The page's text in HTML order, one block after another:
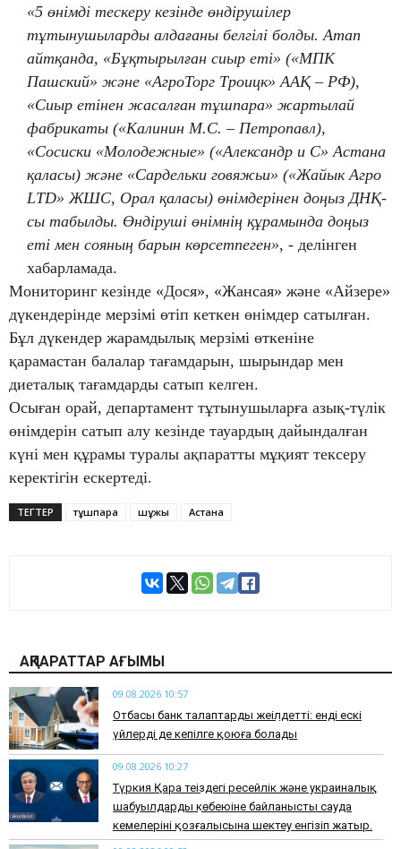
«5 өнімді тескеру кезінде өндірушілер
тұтынушыларды алдағаны белгілі болды. Атап
айтқанда, «Бұқтырылған сиыр еті» («МПК
Пашский» және «АгроТорг Троицк» ААҚ – РФ),
«Сиыр етінен жасалған тұшпара» жартылай
фабрикаты («Калинин М.С. – Петропавл),
«Сосиски «Молодежные» («Александр и С» Астана
қаласы) және «Сардельки говяжьи» («Жайык Агро
LTD» ЖШС, Орал қаласы) өнімдерінен доңыз ДНҚ-
сы табылды. Өндіруші өнімнің құрамында доңыз
еті мен сояның барын көрсетпеген», - делінген
хабарламада.
Мониторинг кезінде «Дося», «Жансая» және «Айзере»
дүкендерінде мерзімі өтіп кеткен өнімдер сатылған.
Бұл дүкендер жарамдылық мерзімі өткеніне
қарамастан балалар тағамдарын, шырындар мен
диеталық тағамдарды сатып келген.
Осыған орай, департамент тұтынушыларға азық-түлік
өнімдерін сатып алу кезінде тауардың дайындалған
күні мен құрамы туралы ақпаратты мұқият тексеру
керектігін ескертеді.
ТЕГТЕР тұшпара шұжық Астана
АҚПАРАТТАР АҒЫМЫ
09.08.2026 10:57
Отбасы банк талаптарды жеңілдетті: енді ескі
үйлерді де кепілге қоюға болады
09.08.2026 10:27
Түркия Қара теңіздегі ресейлік және украиналық
шабуылдардың көбеюіне байланысты сауда
кемелерінің қозғалысына шектеу енгізіп жатыр.